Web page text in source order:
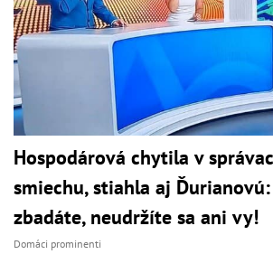
Hospodárová chytila v
smiechu, stiahla aj
zbadáte, neudržíte sa ani vy!
Domáci prominenti